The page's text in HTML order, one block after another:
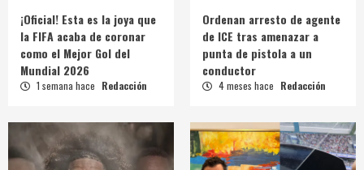
¡Oficial! Esta es la joya que
la FIFA acaba de coronar
como el Mejor Gol del
Mundial 2026
1 semana hace Redacción
Ordenan arresto de agente
de ICE tras amenazar a
punta de pistola a un
conductor
4 meses hace Redacción